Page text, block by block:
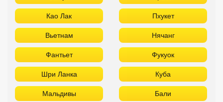
ТОП лучших отелей 3* звезды
Используйте удобные фильтры
Турция Аланья
Белек